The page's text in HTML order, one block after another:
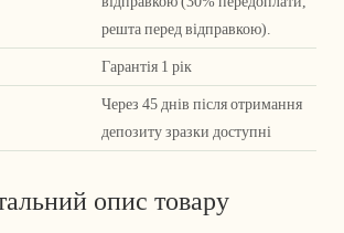
решта перед відправкою).
Гарантія 1 рік
Через 45 днів після отримання
депозиту зразки доступні
опис товару